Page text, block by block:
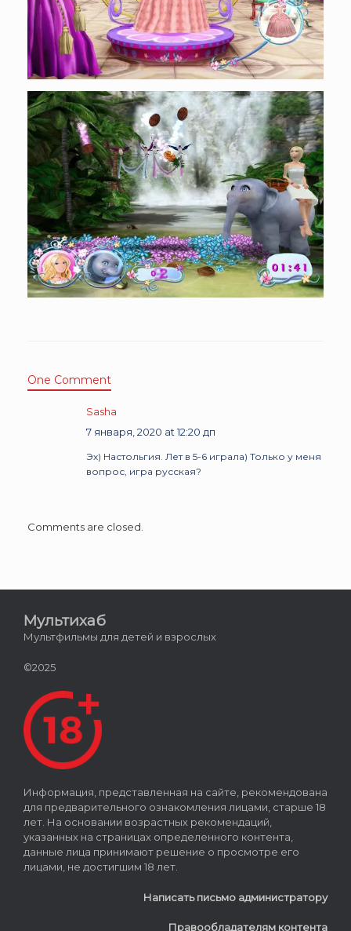
One Comment
Sasha
7 января, 2020 at 12:20 дп
Эх) Настольгия. Лет в 5-6 играла) Только у меня
вопрос, игра русская?
Comments are closed.
Мультихаб
Мультфильмы для детей и взрослых
©2025
Информация, представленная на сайте, рекомендована
для предварительного ознакомления лицами, старше 18
лет. На основании возрастных рекомендаций,
указанных на страницах определенного контента,
данные лица принимают решение о просмотре его
лицами, не достигшим 18 лет.
Написать письмо администратору
Правообладателям контента